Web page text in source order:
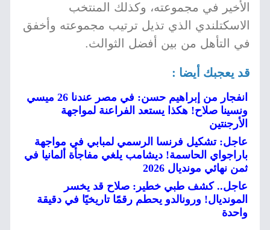
الأخير في مجموعته، وكذلك المنتخب
الاسكتلندي الذي تذيل ترتيب مجموعته وأخفق
في التأهل من بين أفضل الثوالث.
قد يعجبك أيضا :
انفجار من إبراهيم حسن: في مصر عندنا 26 ميسي
ونسينا صلاح! هكذا يستعد الفراعنة لمواجهة
الأرجنتين
عاجل: تشكيل فرنسا الرسمي لمبابي في مواجهة
باراجواي الحاسمة! ديشامب يلغي مفاجأة ألمانيا في
ثمن نهائي مونديال 2026
عاجل.. كشف طبي خطير: صلاح قد يخسر
المونديال! ورونالدو يحطم رقمًا تاريخيًا في دقيقة
واحدة